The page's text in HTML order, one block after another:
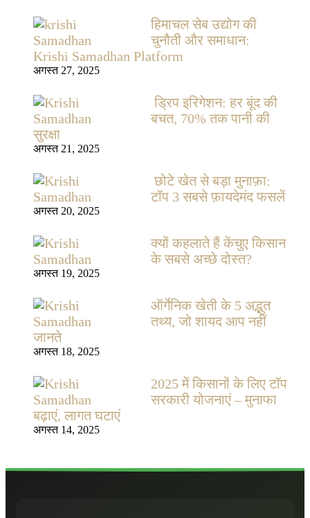
हिमाचल सेब उद्योग की
चुनौती और समाधान:
Krishi Samadhan Platform
अगस्त 27, 2025
ड्रिप इरिगेशन: हर बूंद की
बचत, 70% तक पानी की
सुरक्षा
अगस्त 21, 2025
छोटे खेत से बड़ा मुनाफ़ा:
टॉप 3 सबसे फ़ायदेमंद फसलें
अगस्त 20, 2025
क्यों कहलाते हैं केंचुए किसान
के सबसे अच्छे दोस्त?
अगस्त 19, 2025
ऑर्गेनिक खेती के 5 अद्भुत
तथ्य, जो शायद आप नहीं
जानते
अगस्त 18, 2025
2025 में किसानों के लिए टॉप
सरकारी योजनाएं – मुनाफा
बढ़ाएं, लागत घटाएं
अगस्त 14, 2025